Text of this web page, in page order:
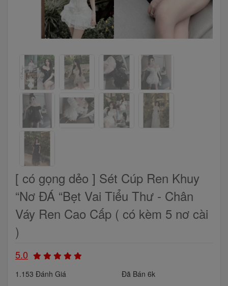
[ có gọng dẻo ] Sét Cúp Ren Khuy
“Nơ ĐÁ “Bẹt Vai Tiểu Thư - Chân
Váy Ren Cao Cấp ( có kèm 5 nơ cài
)
5.0
1.153 Đánh Giá
Đã Bán 6k